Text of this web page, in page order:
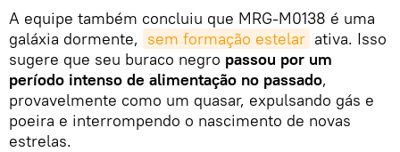
A equipe também concluiu que MRG‑M0138 é uma
galáxia dormente, sem formação estelar ativa. Isso
sugere que seu buraco negro passou por um
período intenso de alimentação no passado,
provavelmente como um quasar, expulsando gás e
poeira e interrompendo o nascimento de novas
estrelas.